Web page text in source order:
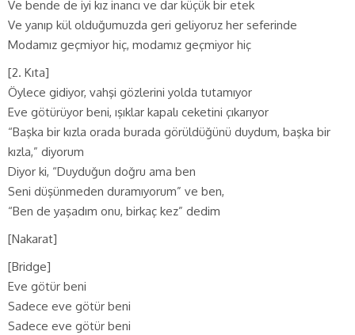
Ve bende de iyi kız inancı ve dar küçük bir etek
Ve yanıp kül olduğumuzda geri geliyoruz her seferinde
Modamız geçmiyor hiç, modamız geçmiyor hiç
[2. Kıta]
Öylece gidiyor, vahşi gözlerini yolda tutamıyor
Eve götürüyor beni, ışıklar kapalı ceketini çıkarıyor
“Başka bir kızla orada burada görüldüğünü duydum, başka bir
kızla,” diyorum
Diyor ki, “Duyduğun doğru ama ben
Seni düşünmeden duramıyorum” ve ben,
“Ben de yaşadım onu, birkaç kez” dedim
[Nakarat]
[Bridge]
Eve götür beni
Sadece eve götür beni
Sadece eve götür beni